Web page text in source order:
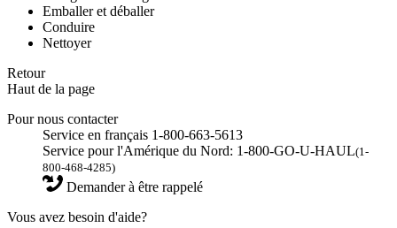
Emballer et déballer
Conduire
Nettoyer
Retour
Haut de la page
Pour nous contacter
Service en français 1-800-663-5613
Service pour l'Amérique du Nord: 1-800-GO-U-HAUL(1-
800-468-4285)
Demander à être rappelé
Vous avez besoin d'aide?